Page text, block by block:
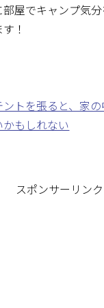
屋でキャンプ気
！
トを張ると、家
もしれない
スポンサーリンク